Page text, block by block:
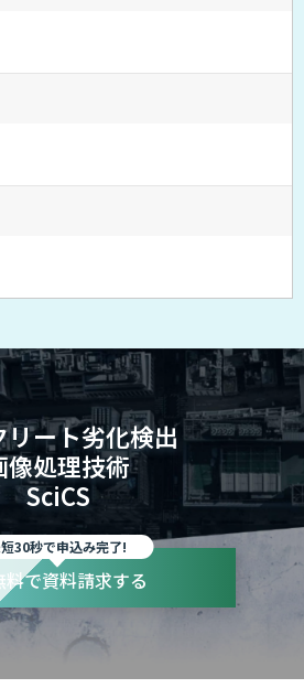
リート劣化検出
像処理技術
SciCS
30秒で申込み完了!
料で資料請求する